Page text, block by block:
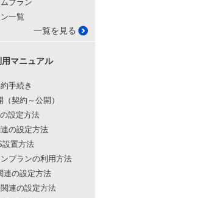
プラン
一覧
一覧を見る
用マニュアル
手続き
（契約～公開）
設定方法
の設定方法
設置方法
プランの利用方法
連の設定方法
関連の設定方法